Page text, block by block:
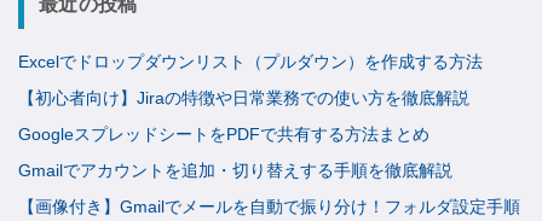
Excelでドロップダウンリスト（プルダウン）を作成する方法
【初心者向け】Jiraの特徴や日常業務での使い方を徹底解説
GoogleスプレッドシートをPDFで共有する方法まとめ
Gmailでアカウントを追加・切り替えする手順を徹底解説
【画像付き】Gmailでメールを自動で振り分け！フォルダ設定手順